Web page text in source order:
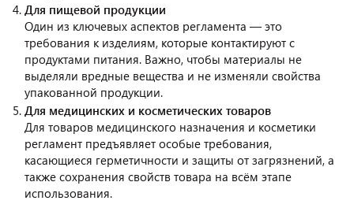
Для пищевой продукции
Один из ключевых аспектов регламента — это
требования к изделиям, которые контактируют с
продуктами питания. Важно, чтобы материалы не
выделяли вредные вещества и не изменяли свойства
упакованной продукции.
Для медицинских и косметических товаров
Для товаров медицинского назначения и косметики
регламент предъявляет особые требования,
касающиеся герметичности и защиты от загрязнений, а
также сохранения свойств товара на всём этапе
использования.